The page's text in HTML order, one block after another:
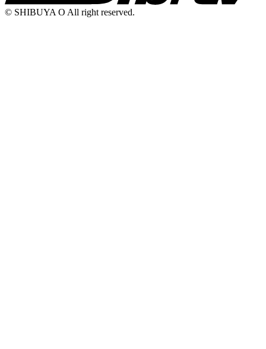
© SHIBUYA O All right reserved.